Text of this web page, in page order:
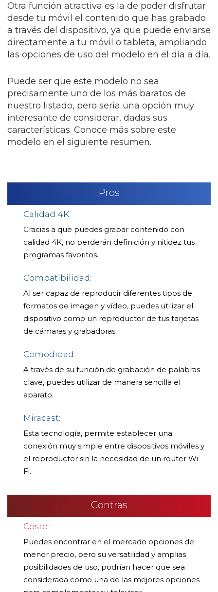
Otra función atractiva es la de poder disfrutar
desde tu móvil el contenido que has grabado
a través del dispositivo, ya que puede enviarse
directamente a tu móvil o tableta, ampliando
las opciones de uso del modelo en el día a día.
Puede ser que este modelo no sea
precisamente uno de los más baratos de
nuestro listado, pero sería una opción muy
interesante de considerar, dadas sus
características. Conoce más sobre este
modelo en el siguiente resumen.
Pros
Calidad 4K:
Gracias a que puedes grabar contenido con
calidad 4K, no perderán definición y nitidez tus
programas favoritos.
Compatibilidad:
Al ser capaz de reproducir diferentes tipos de
formatos de imagen y vídeo, puedes utilizar el
dispositivo como un reproductor de tus tarjetas
de cámaras y grabadoras.
Comodidad:
A través de su función de grabación de palabras
clave, puedes utilizar de manera sencilla el
aparato.
Miracast:
Esta tecnología, permite establecer una
conexión muy simple entre dispositivos móviles y
el reproductor sin la necesidad de un router Wi-
Fi.
Contras
Coste:
Puedes encontrar en el mercado opciones de
menor precio, pero su versatilidad y amplias
posibilidades de uso, podrían hacer que sea
considerada como una de las mejores opciones